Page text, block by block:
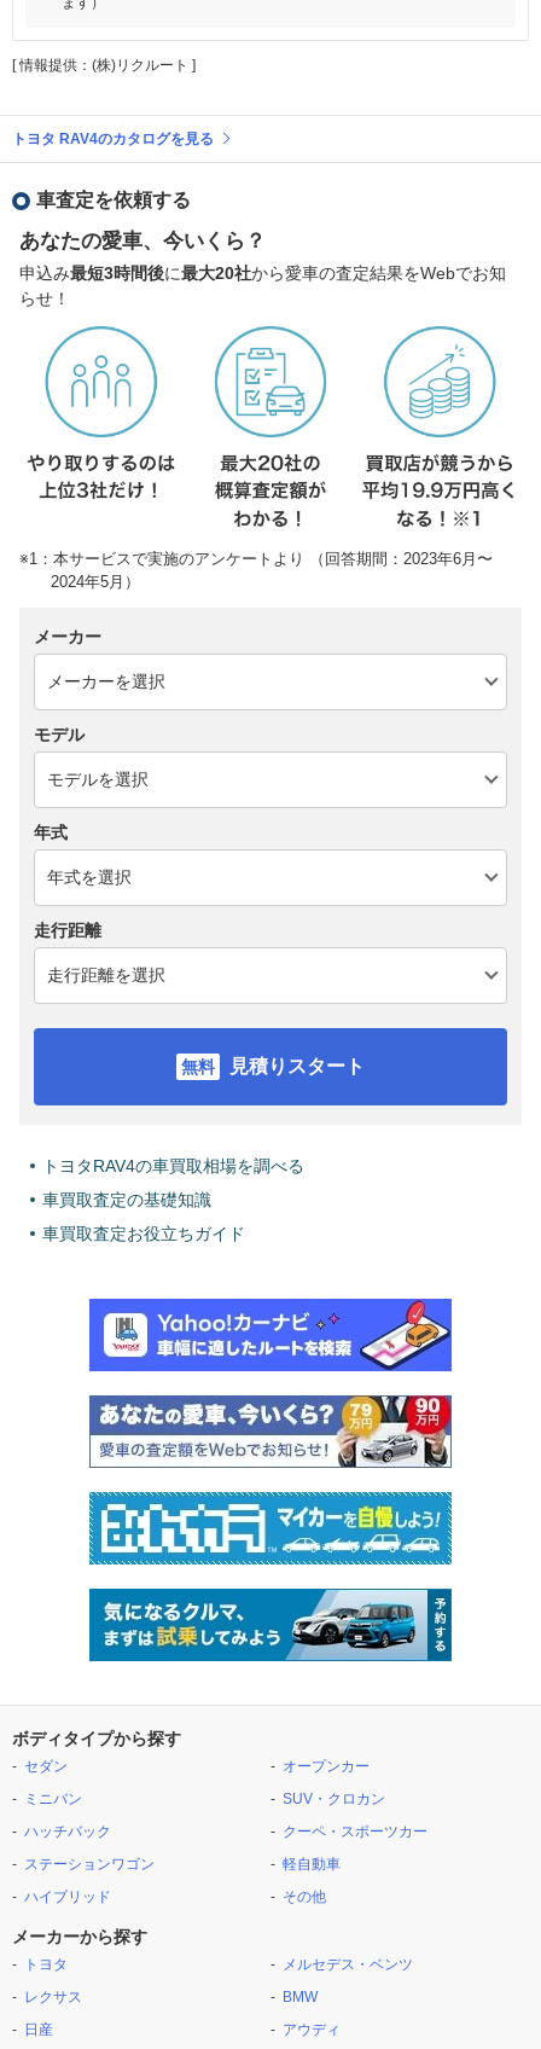
[ 情報提供：(株)リクルート ]
トヨタ RAV4のカタログを見る
車査定を依頼する
あなたの愛車、今いくら？
申込み最短3時間後に最大20社から愛車の査定結果をWebでお知
らせ！
※1：本サービスで実施のアンケートより （回答期間：2023年6月〜
2024年5月）
メーカー
モデル
年式
走行距離
見積りスタート
トヨタRAV4の車買取相場を調べる
車買取査定の基礎知識
車買取査定お役立ちガイド
ボディタイプから探す
セダン
ミニバン
ハッチバック
ステーションワゴン
ハイブリッド
オープンカー
SUV・クロカン
クーペ・スポーツカー
軽自動車
その他
メーカーから探す
トヨタ
レクサス
日産
メルセデス・ベンツ
BMW
アウディ